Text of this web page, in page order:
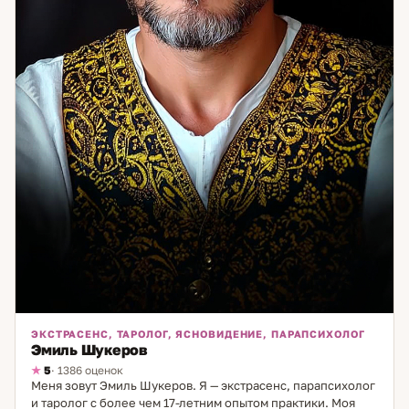
ЭКСТРАСЕНС, ТАРОЛОГ, ЯСНОВИДЕНИЕ, ПАРАПСИХОЛОГ
Эмиль Шукеров
5· 1386 оценок
Меня зовут Эмиль Шукеров. Я — экстрасенс, парапсихолог
и таролог с более чем 17-летним опытом практики. Моя